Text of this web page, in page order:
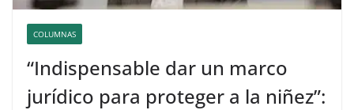
COLUMNAS
“Indispensable dar un marco
jurídico para proteger a la niñez”: